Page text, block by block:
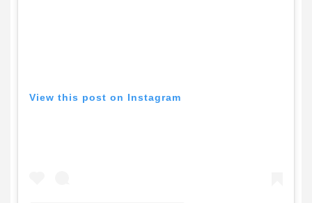
View this post on Instagram